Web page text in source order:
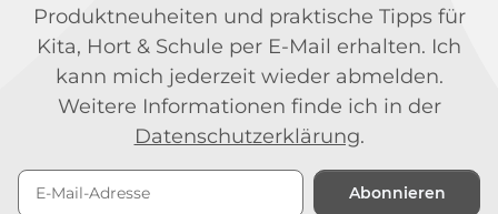
Produktneuheiten und praktische Tipps für
Kita, Hort & Schule per E-Mail erhalten. Ich
kann mich jederzeit wieder abmelden.
Weitere Informationen finde ich in der
Datenschutzerklärung.
Abonnieren